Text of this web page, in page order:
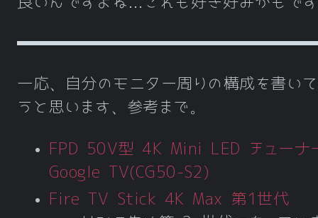
一応、自分のモニター周りの構成を書い
うと思います、参考まで。
FPD 50V型 4K Mini LED チューナ
Google TV(CG50-S2)
Fire TV Stick 4K Max 第1世代